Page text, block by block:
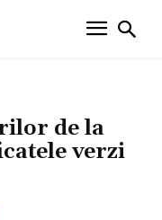
de la
verzi